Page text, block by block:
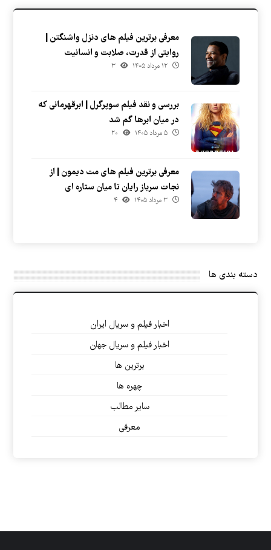
معرفی برترین فیلم های دنزل واشنگتن |
روایتی از قدرت، صلابت و انسانیت
۱۲ مرداد ۱۴۰۵ ۳
بررسی و نقد فیلم سوپرگرل | ابرقهرمانی که
در میان ابرها گم شد
۵ مرداد ۱۴۰۵ ۲۰
معرفی برترین فیلم های مت دیمون | از
نجات سرباز رایان تا میان ستاره ای
۳ مرداد ۱۴۰۵ ۴
دسته بندی ها
اخبار فیلم و سریال ایران
اخبار فیلم و سریال جهان
برترین ها
چهره ها
سایر مطالب
معرفی